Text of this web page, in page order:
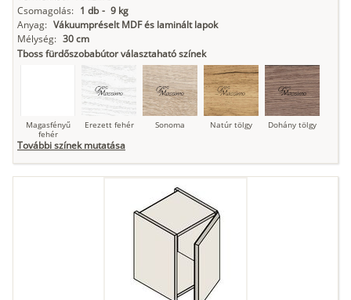
Csomagolás: 1 db - 9 kg
Anyag: Vákuumpréselt MDF és laminált lapok
Mélység: 30 cm
Tboss fürdőszobabútor választaható színek
Magasfényű
fehér
Erezett fehér Sonoma Natúr tölgy Dohány tölgy
Loft beton
Füstös zöld
További színek mutatása